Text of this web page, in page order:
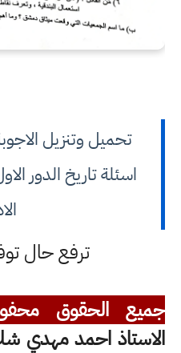
تحميل وتنزيل
ترفع حال
جميع الحقوق
الاستاذ احمد مهدي